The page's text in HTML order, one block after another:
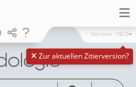
Zur aktuellen Zitierversion?
Version 18/2